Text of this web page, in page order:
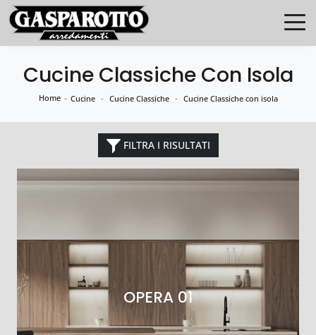
Cucine Classiche Con Isola
Home - Cucine - Cucine Classiche - Cucine Classiche con isola
FILTRA I RISULTATI
OPERA 01